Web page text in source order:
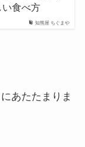
知熊屋 ちぐまや
食べ方
あたたまりま